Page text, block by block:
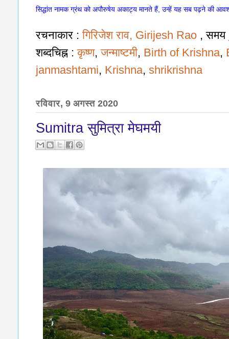
सिद्धांत नामक ग्रंथ को अपौरुषेय अकाट्य मानते हैं, उन्हें यह सब पढ़ने की
रचनाकार :गिरिजेश राव, Girijesh Rao , समय
शब्दचिह्न :कृष्ण,जन्माष्टमी, Birth of Krishna,
janmashtami, Krishna, shrikrishna
रविवार, 9 अगस्त 2020
Sumitra सुमित्रा मेघमयी